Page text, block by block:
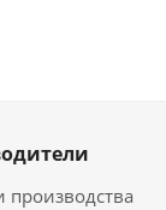
производства